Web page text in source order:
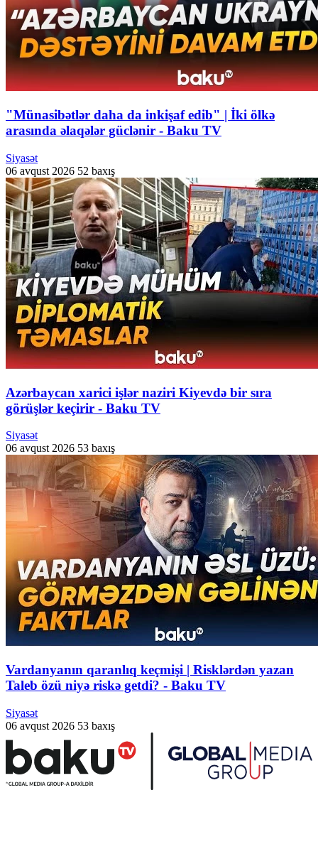
"Münasibətlər daha da inkişaf edib" | İki ölkə
arasında əlaqələr güclənir - Baku TV
Siyasət
06 avqust 2026 52 baxış
Azərbaycan xarici işlər naziri Kiyevdə bir sıra
görüşlər keçirir - Baku TV
Siyasət
06 avqust 2026 53 baxış
Vardanyanın qaranlıq keçmişi | Risklərdən yazan
Taleb özü niyə riskə getdi? - Baku TV
Siyasət
06 avqust 2026 53 baxış